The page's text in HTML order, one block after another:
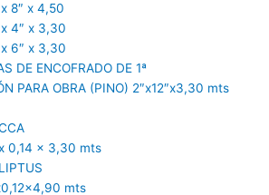
8″ x 4,50
4″ x 3,30
6″ x 3,30
DE ENCOFRADO DE 1ª
PARA OBRA (PINO) 2″x12″x3,30 mts
0,14 x 3,30 mts
mts